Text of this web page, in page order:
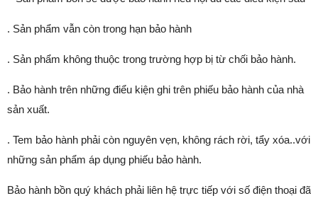
. Sản phẩm vẫn còn trong hạn bảo hành
. Sản phẩm không thuộc trong trường hợp bị từ chối bảo hành.
. Bảo hành trên những điểu kiện ghi trên phiếu bảo hành của nhà
sản xuất.
. Tem bảo hành phải còn nguyên vẹn, không rách rời, tẩy xóa..với
những sản phẩm áp dụng phiếu bảo hành.
Bảo hành bồn quý khách phải liên hệ trực tiếp với số điện thoại đã